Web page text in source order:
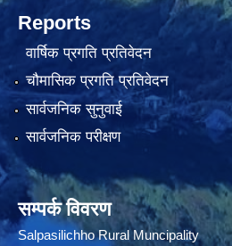
Reports
वार्षिक प्रगति प्रतिवेदन
चौमासिक प्रगति प्रतिवेदन
सार्वजनिक सुनुवाई
सार्वजनिक परीक्षण
सम्पर्क विवरण
Salpasilichho Rural Muncipality